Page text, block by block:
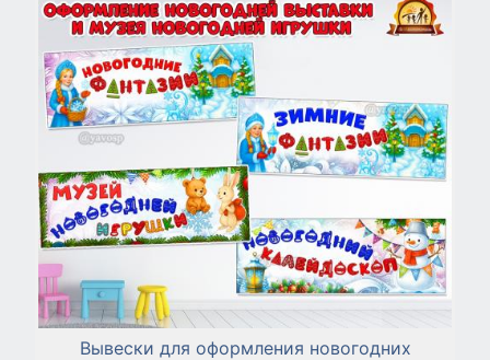
Вывески для оформления новогодних